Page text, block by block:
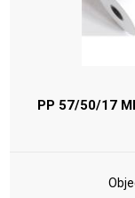
PP 57/50/17